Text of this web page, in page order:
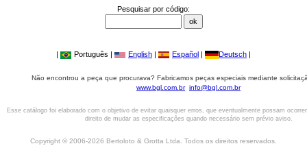
Pesquisar por código:
| Português | English | Español | Deutsch |
Não encontrou a peça que procurava? Fabricamos peças especiais mediante
www.bgl.com.br info@bgl.com.br
Esse catálogo foi elaborado com o objetivo de evitar quaisquer erros, que eventualmente possam
direito de mudar as especificações quando necessário sem prévio aviso.
Copyright © 2006-2026 Bertoloto & Grotta Ltda. Todos os direitos reservados.